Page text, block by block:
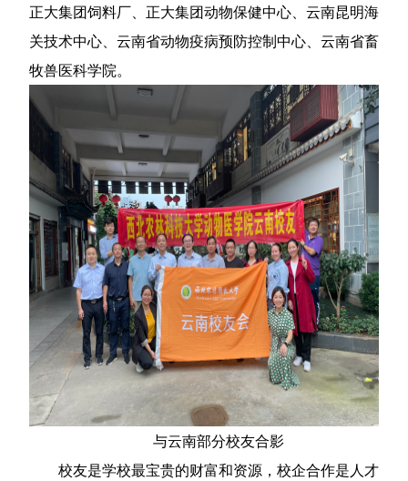
正大集团饲料厂、正大集团动物保健中心、云南昆明海
关技术中心、云南省动物疫病预防控制中心、云南省畜
牧兽医科学院。
与云南部分校友合影
校友是学校最宝贵的财富和资源，校企合作是人才